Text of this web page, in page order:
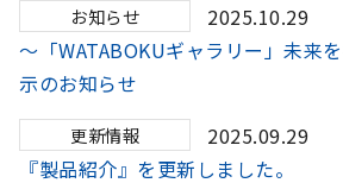
お知らせ
2025.10.29
～「WATABOKUギャラリー」未来
示のお知らせ
更新情報
2025.09.29
『製品紹介』を更新しました。